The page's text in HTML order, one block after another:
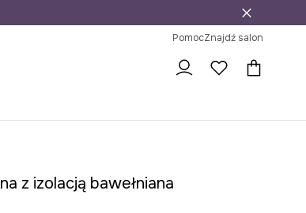
PomocZnajdź salon
z izolacją bawełniana